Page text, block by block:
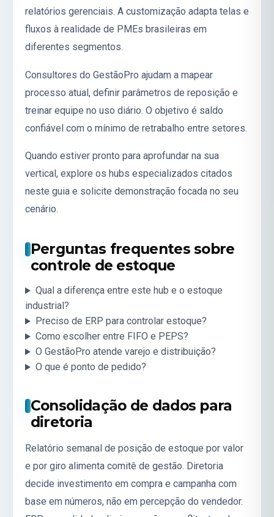
relatórios gerenciais. A customização adapta telas e
fluxos à realidade de PMEs brasileiras em
diferentes segmentos.
Consultores do GestãoPro ajudam a mapear
processo atual, definir parâmetros de reposição e
treinar equipe no uso diário. O objetivo é saldo
confiável com o mínimo de retrabalho entre setores.
Quando estiver pronto para aprofundar na sua
vertical, explore os hubs especializados citados
neste guia e solicite demonstração focada no seu
cenário.
Perguntas frequentes sobre
controle de estoque
Qual a diferença entre este hub e o estoque
industrial?
Preciso de ERP para controlar estoque?
Como escolher entre FIFO e PEPS?
O GestãoPro atende varejo e distribuição?
O que é ponto de pedido?
Consolidação de dados para
diretoria
Relatório semanal de posição de estoque por valor
e por giro alimenta comitê de gestão. Diretoria
decide investimento em compra e campanha com
base em números, não em percepção do vendedor.